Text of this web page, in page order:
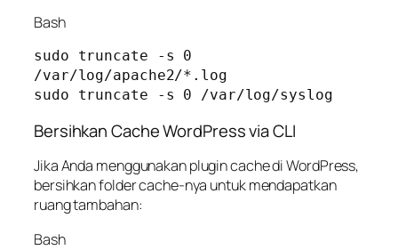
Bash
sudo truncate -s 0
/var/log/apache2/*.log
Bersihkan Cache WordPress via CLI
Jika Anda menggunakan plugin cache di WordPress,
bersihkan folder cache-nya untuk mendapatkan
ruang tambahan:
Bash